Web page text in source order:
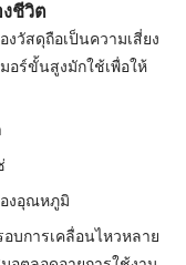
ชีวิต
วัสดุถือเป็นความเสี่ยง
อร์ขั้นสูงมักใช้เพื่อให้
งอุณหภูมิ
บการเคลื่อนไหวหลาย